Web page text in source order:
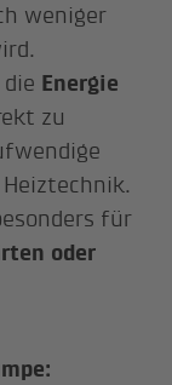
weniger
Energie
zu
für
oder